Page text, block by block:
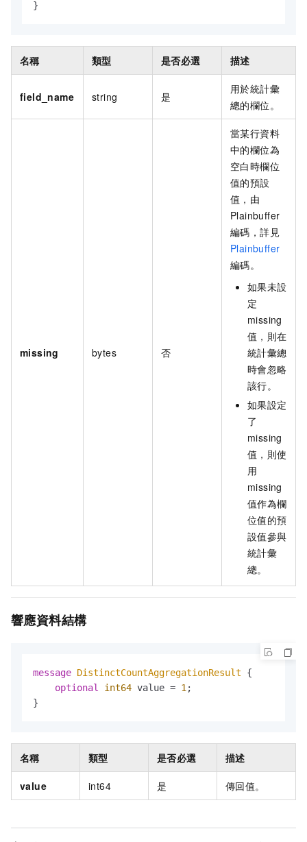
}
名稱 類型 是否必選 描述
field_name string 是
用於統計彙
總的欄位。
missing bytes 否
當某行資料
中的欄位為
空白時欄位
值的預設
值，由
Plainbuffer
編碼，詳見
Plainbuffer
編碼。
如果未設
定
missing
值，則在
統計彙總
時會忽略
該行。
如果設定
了
missing
值，則使
用
missing
值作為欄
位值的預
設值參與
統計彙
總。
響應資料結構
message DistinctCountAggregationResult {
optional
int64 value = 1;
}
名稱 類型 是否必選 描述
value int64 是 傳回值。